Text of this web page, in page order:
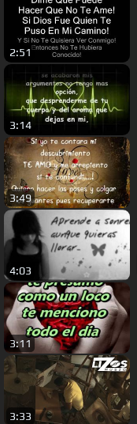
2:51
3:14
3:49
4:03
3:11
3:33